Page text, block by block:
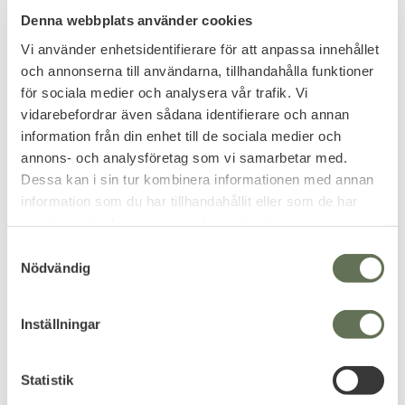
Denna webbplats använder cookies
Vi använder enhetsidentifierare för att anpassa innehållet
och annonserna till användarna, tillhandahålla funktioner
för sociala medier och analysera vår trafik. Vi
vidarebefordrar även sådana identifierare och annan
information från din enhet till de sociala medier och
annons- och analysföretag som vi samarbetar med.
Dessa kan i sin tur kombinera informationen med annan
information som du har tillhandahållit eller som de har
Nödvändig
Inställningar
Statistik
Lägg till i favoriter
Stor Instruktör Patch
Kardborre -11 Grå
79
Lägg till i favoriter
Liten Kors Patch
Kardborre -12 Grå
Medic / IFAK märke till din
sjukvårdsväska.
59